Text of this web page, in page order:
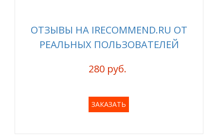
ОТЗЫВЫ НА IRECOMMEND.RU ОТ
РЕАЛЬНЫХ ПОЛЬЗОВАТЕЛЕЙ
280 руб.
ЗАКАЗАТЬ